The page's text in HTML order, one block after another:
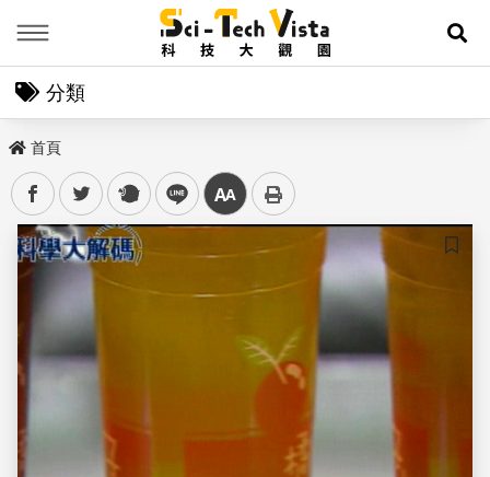
展
分類
首頁
facebooktwitter plurk line 中
儲存